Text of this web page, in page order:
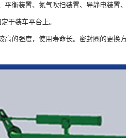
衡装置、氮气吹扫装置、导静电装置
于装车平台上。
的强度，使用寿命长。密封圈的更换